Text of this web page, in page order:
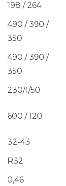
198 / 264
490 / 390 /
350
490 / 390 /
350
230/1/50
600 / 120
32-43
R32
0,46